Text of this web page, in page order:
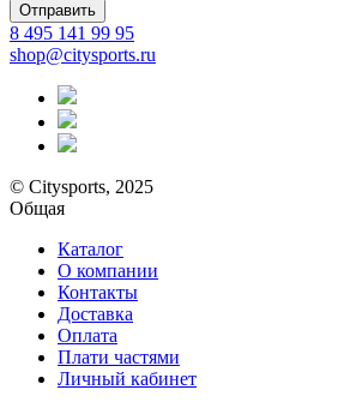
Отправить
8 495 141 99 95
shop@citysports.ru
© Citysports, 2025
Общая
Каталог
О компании
Контакты
Доставка
Оплата
Плати частями
Личный кабинет